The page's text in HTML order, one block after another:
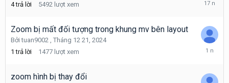
4 trả lời 5492 lượt xem
2009
Zoom bị mất đối tượng trong khung mv bên layout
Bởituan9002 , Tháng 12 21, 2024
1 trả lời 1477 lượt xem
Tháng
2025
zoom hình bị thay đổi